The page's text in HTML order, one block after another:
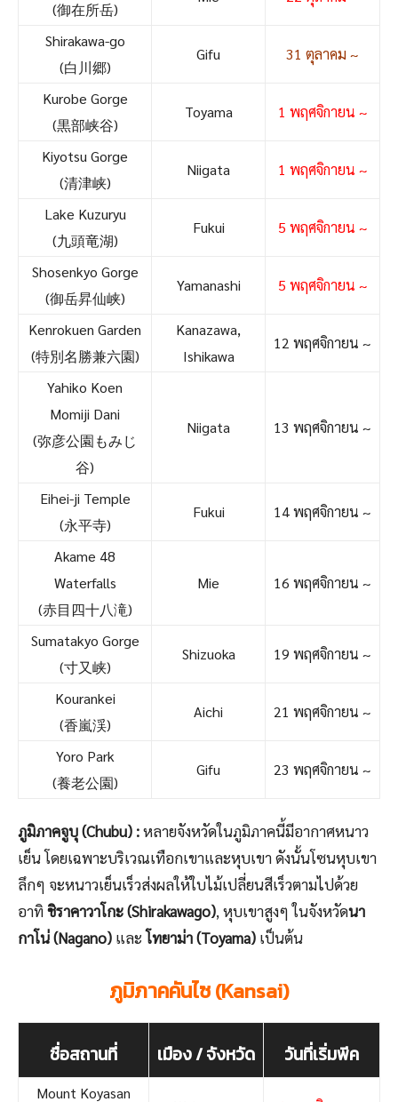
(御在所岳)
Shirakawa-go
(白川郷)
Gifu 31 ตุลาคม ~
Kurobe Gorge
(黒部峡谷)
Toyama 1 พฤศจิกายน ~
Kiyotsu Gorge
(清津峡)
Niigata 1 พฤศจิกายน ~
Lake Kuzuryu
(九頭竜湖)
Fukui 5 พฤศจิกายน ~
Shosenkyo Gorge
(御岳昇仙峡)
Yamanashi 5 พฤศจิกายน ~
Kenrokuen Garden
(特別名勝兼六園)
Kanazawa,
Ishikawa
12 พฤศจิกายน ~
Yahiko Koen
Momiji Dani
(弥彦公園もみじ
谷)
Niigata 13 พฤศจิกายน ~
Eihei-ji Temple
(永平寺)
Fukui 14 พฤศจิกายน ~
Akame 48
Waterfalls
(赤目四十八滝)
Mie 16 พฤศจิกายน ~
Sumatakyo Gorge
(寸又峡)
Shizuoka 19 พฤศจิกายน ~
Kourankei
(香嵐渓)
Aichi 21 พฤศจิกายน ~
Yoro Park
(養老公園)
Gifu 23 พฤศจิกายน ~
ภูมิภาคจูบุ (Chubu) :หลายจังหวัดในภูมิภาคนี้มีอากาศหนาว
เย็น โดยเฉพาะบริเวณเทือกเขาและหุบเขา ดังนั้นโซนหุบเขา
ลึกๆ จะหนาวเย็นเร็วส่งผลให้ใบไม้เปลี่ยนสีเร็วตามไปด้วย
อาทิชิราคาวาโกะ (Shirakawago), หุบเขาสูงๆ ในจังหวัดนา
กาโน่ (Nagano) และโทยาม่า (Toyama) เป็นต้น
ภูมิภาคคันไซ (Kansai)
ชื่อสถานที่ เมือง / จังหวัด วันที่เริ่มพีค
Mount Koyasan